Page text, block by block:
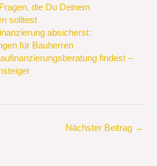
die Du Deinem
solltest
absicherst:
für Bauherren
findest –
Nächster Beitrag →